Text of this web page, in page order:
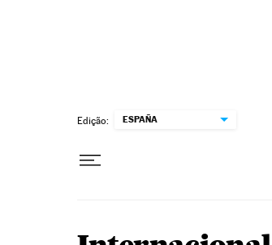
Edição: ESPAÑA